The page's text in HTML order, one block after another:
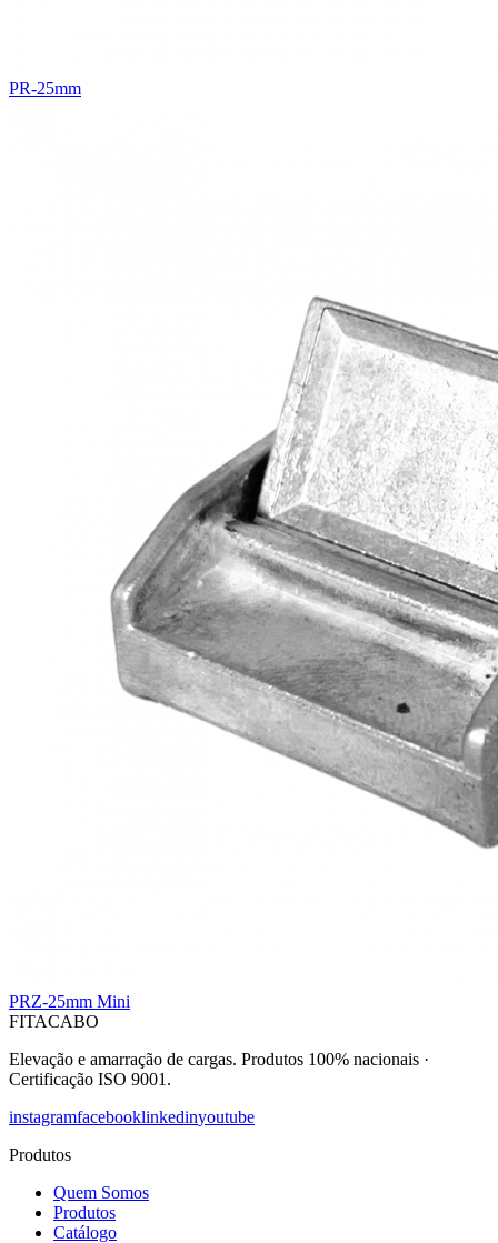
PR-25mm
PRZ-25mm Mini
FITACABO
Elevação e amarração de cargas. Produtos 100% nacionais ·
Certificação ISO 9001 .
instagramfacebooklinkedinyoutube
Produtos
Quem Somos
Produtos
Catálogo